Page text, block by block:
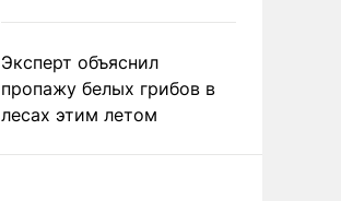
Эксперт объяснил
пропажу белых грибов в
лесах этим летом